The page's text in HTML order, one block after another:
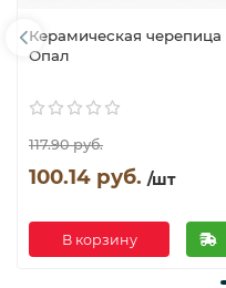
Керамическая черепица
Опал
117.90 руб.
100.14 руб. /шт
В корзину